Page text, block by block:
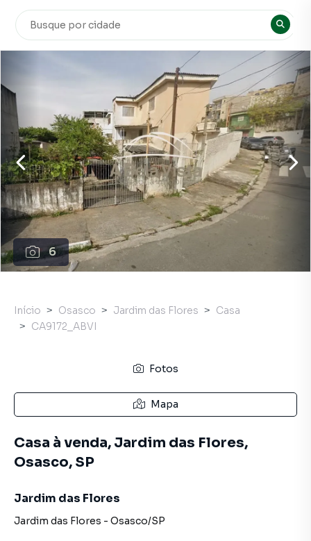
6
Início Osasco Jardim das Flores
Casa
CA9172_ABVI
Fotos
Mapa
Casa à venda, Jardim das Flores,
Osasco, SP
Jardim das Flores
Jardim das Flores - Osasco/SP